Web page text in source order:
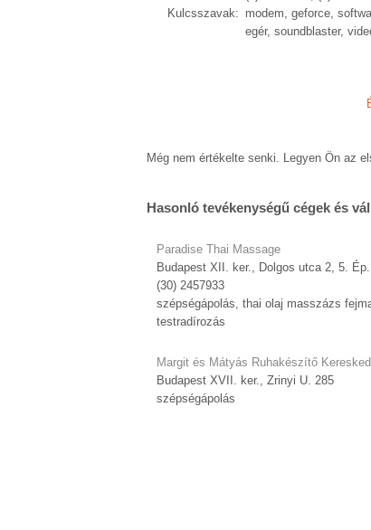
Kulcsszavak: modem, geforce,
egér, soundblaster,
Még nem értékelte senki. Legyen Ön az
Hasonló tevékenységű cégek és
Paradise Thai Massage
Budapest XII. ker., Dolgos utca 2, 5.
(30) 2457933
szépségápolás, thai olaj masszázs
testradírozás
Margit és Mátyás Ruhakészítő
Budapest XVII. ker., Zrinyi U. 285
szépségápolás